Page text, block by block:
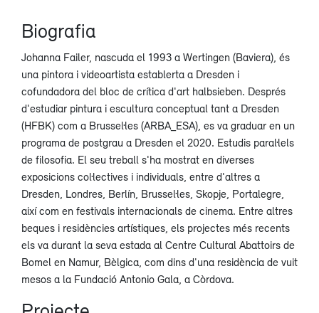
Biografia
Johanna Failer, nascuda el 1993 a Wertingen (Baviera), és
una pintora i videoartista establerta a Dresden i
cofundadora del bloc de crítica d'art halbsieben. Després
d'estudiar pintura i escultura conceptual tant a Dresden
(HFBK) com a Brussel·les (ARBA_ESA), es va graduar en un
programa de postgrau a Dresden el 2020. Estudis paral·lels
de filosofia. El seu treball s'ha mostrat en diverses
exposicions col·lectives i individuals, entre d'altres a
Dresden, Londres, Berlín, Brussel·les, Skopje, Portalegre,
així com en festivals internacionals de cinema. Entre altres
beques i residències artístiques, els projectes més recents
els va durant la seva estada al Centre Cultural Abattoirs de
Bomel en Namur, Bèlgica, com dins d'una residència de vuit
mesos a la Fundació Antonio Gala, a Còrdova.